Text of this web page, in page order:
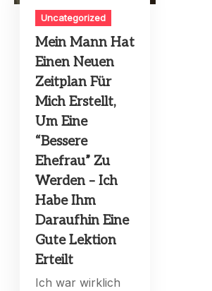
Uncategorized
Mein Mann Hat
Einen Neuen
Zeitplan Für
Mich Erstellt,
Um Eine
“Bessere
Ehefrau” Zu
Werden – Ich
Habe Ihm
Daraufhin Eine
Gute Lektion
Erteilt
Ich war wirklich